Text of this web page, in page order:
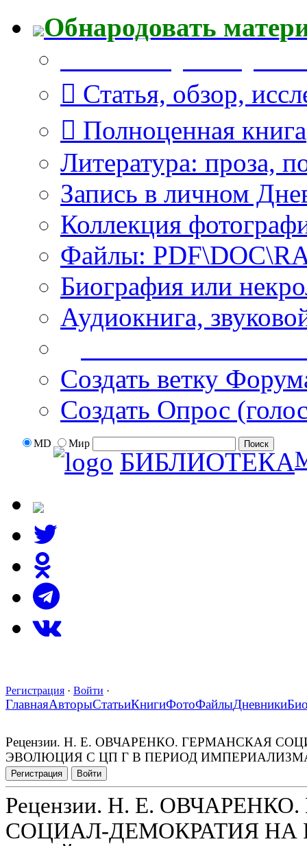
Обнародовать
Статья, обзор,
Полноценная книга
Литература: проза,
Запись в личном
Коллекция
Файлы:
Биография или
Аудиокнига,
Создать ветку
Создать Опрос
MD Мир
БИБЛИОТЕКА
Регистрация · Войти ·
ГлавнаяАвторыСтатьиКнигиФотоФайлыДневники
Рецензии. Н. Е. ОВЧАРЕНКО. ГЕРМАНСКАЯ
ЭВОЛЮЦИЯ С ЦП Г В ПЕРИОД
Регистрация Войти
Рецензии. Н. Е.
СОЦИАЛ-ДЕМОКРАТИЯ НА